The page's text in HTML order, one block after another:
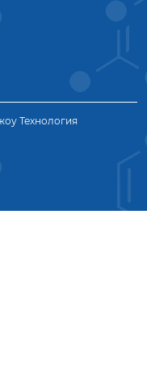
Технология